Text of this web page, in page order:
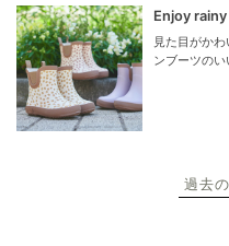
Enjoy
見た目がか
ンブーツのい
過去